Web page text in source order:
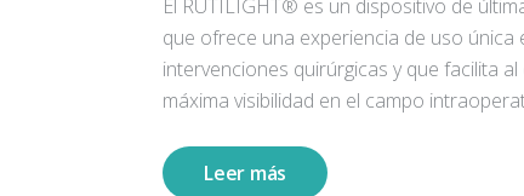
El RUTILIGHT® es un dispositivo de
que ofrece una experiencia de uso única
intervenciones quirúrgicas y que facilita
máxima visibilidad en el campo
Leer más